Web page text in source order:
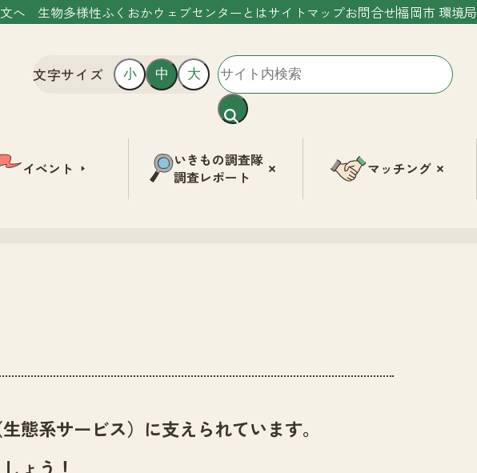
へ 生物多様性ふくおかウェブセンターとはサイトマップお問合せ福岡市 環境局
文字サイズ 小 中 大
イベント
いきもの調査隊
調査レポート
マッチング
態系サービス）に支えられています。
ょう！